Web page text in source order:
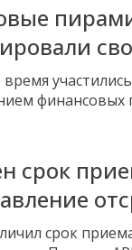
финансовых
срок
срок